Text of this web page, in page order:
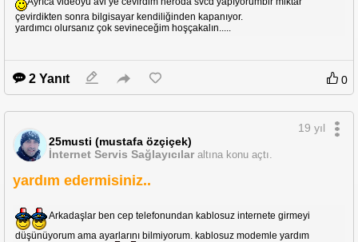
çevirdikten sonra bilgisayar kendiliğinden kapanıyor.
yardımcı olursanız çok sevineceğim hoşçakalın.....
2 Yanıt 0
25musti (mustafa özçiçek)
İnternet Servis Sağlayıcılar altına konu açtı.
19 yıl
yardım edermisiniz..
Arkadaşlar ben cep telefonundan kablosuz internete girmeyi
düşünüyorum ama ayarlarını bilmiyorum. kablosuz modemle yardım